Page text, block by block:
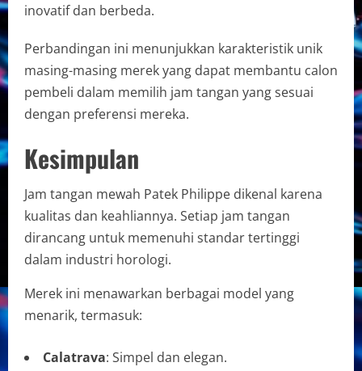
inovatif dan berbeda.
Perbandingan ini menunjukkan karakteristik unik
masing-masing merek yang dapat membantu calon
pembeli dalam memilih jam tangan yang sesuai
dengan preferensi mereka.
Kesimpulan
Jam tangan mewah Patek Philippe dikenal karena
kualitas dan keahliannya. Setiap jam tangan
dirancang untuk memenuhi standar tertinggi
dalam industri horologi.
Merek ini menawarkan berbagai model yang
menarik, termasuk:
Calatrava: Simpel dan elegan.